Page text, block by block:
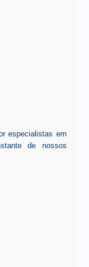
especialistas em
de nossos